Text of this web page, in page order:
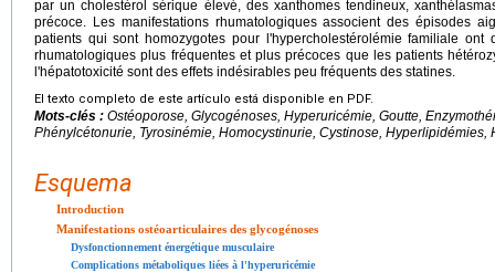
par un cholestérol sérique élevé, des xanthomes tendineux,
précoce. Les manifestations rhumatologiques associent des épisodes
patients qui sont homozygotes pour l'hypercholestérolémie familiale ont
rhumatologiques plus fréquentes et plus précoces que les patients
l'hépatotoxicité sont des effets indésirables peu fréquents des statines.
El texto completo de este artículo está disponible en PDF.
Mots-clés : Ostéoporose, Glycogénoses, Hyperuricémie, Goutte,
Phénylcétonurie, Tyrosinémie, Homocystinurie, Cystinose,
Esquema
Introduction
Manifestations ostéoarticulaires des glycogénoses
Dysfonctionnement énergétique musculaire
Complications métaboliques liées à l'hyperuricémie